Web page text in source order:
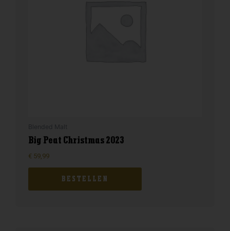
Big Peat Christmas 2023
€ 59,99
BESTELLEN